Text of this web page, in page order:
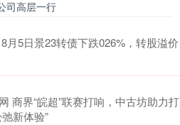
司高层一行
月5日景23转债下跌026%，转股溢价
商界“皖超”联赛打响，中古坊助力打
新体验”